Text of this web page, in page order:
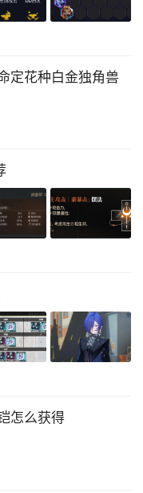
定花种白金独角兽
怎么获得